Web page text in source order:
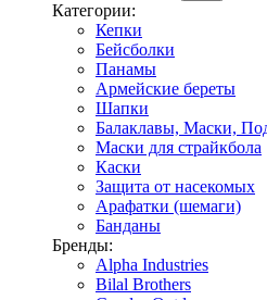
Категории:
Кепки
Бейсболки
Панамы
Армейские береты
Шапки
Балаклавы, Маски,
Маски для страйкбола
Каски
Защита от насекомых
Арафатки (шемаги)
Банданы
Бренды:
Alpha Industries
Bilal Brothers